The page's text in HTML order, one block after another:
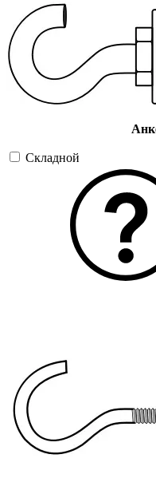
Складной